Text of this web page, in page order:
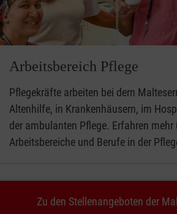
Arbeitsbereich Pflege
Pflegekräfte arbeiten bei dern
Altenhilfe, in Krankenhäusern, im
der ambulanten Pflege. Erfahren mehr
Arbeitsbereiche und Berufe in der
Zu den Stellenangeboten der